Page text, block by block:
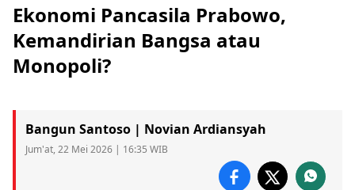
Ekonomi Pancasila Prabowo,
Kemandirian Bangsa atau
Monopoli?
Bangun Santoso | Novian Ardiansyah
Jum'at, 22 Mei 2026 | 16:35 WIB